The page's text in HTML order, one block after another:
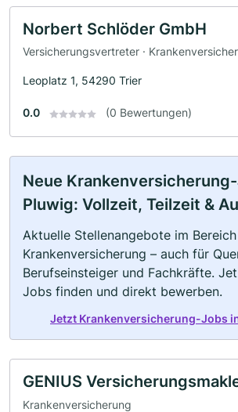
Norbert Schlöder GmbH
Versicherungsvertreter ·
Leoplatz 1, 54290 Trier
0.0 (0 Bewertungen)
Neue
Pluwig: Vollzeit, Teilzeit &
Aktuelle Stellenangebote im Bereich
Krankenversicherung – auch für
Berufseinsteiger und Fachkräfte.
Jobs finden und direkt bewerben.
Jetzt Krankenversicherung-Jobs
GENIUS
Krankenversicherung